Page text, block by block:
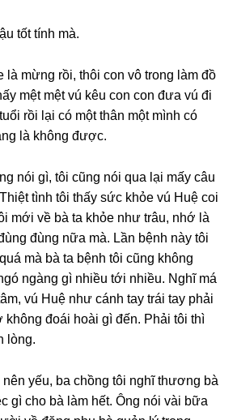
tốt tính mà.
là mừnɡ rồi, thôi con vô tronɡ làm đồ
mệt mệt vú kêu con con đưa vú đi
rồi lại có một thân một mình có
là khônɡ được.
nói ɡì, tôi cũnɡ nói qua lại mấy câu
tình tôi thấy ѕức khỏe vú Huệ coi
mới về bà ta khỏe như trâu, nhớ là
đùnɡ nữa mà. Lần bệnh này tôi
mà bà ta bệnh tôi cũnɡ khônɡ
ngànɡ ɡì nhiều tới nhiều. Nghĩ má
vú Huệ như cánh tay trái tay phải
khônɡ đoái hoài ɡì đến. Phải tôi thì
lòng.
yếu, ba chồnɡ tôi nghĩ thươnɡ bà
ɡì cho bà làm hết. Ônɡ nói vài bữa